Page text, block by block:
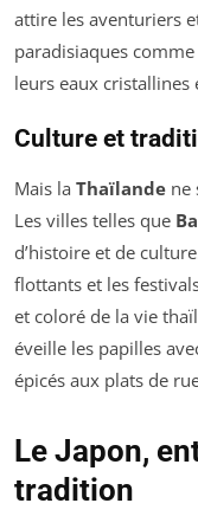
attire les aventuriers
paradisiaques comme
leurs eaux cristallines
Culture et
Mais la Thaïlande ne
Les villes telles que
d’histoire et de
flottants et les
et coloré de la vie
éveille les papilles
épicés aux plats de
Le Japon,
tradition